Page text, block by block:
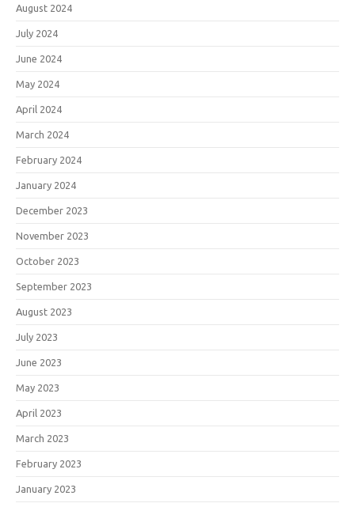
August 2024
July 2024
June 2024
May 2024
April 2024
March 2024
February 2024
January 2024
December 2023
November 2023
October 2023
September 2023
August 2023
July 2023
June 2023
May 2023
April 2023
March 2023
February 2023
January 2023